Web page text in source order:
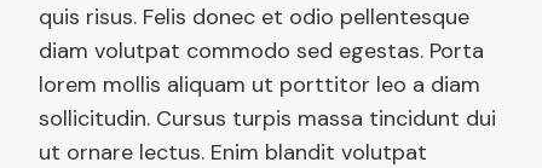
quis risus. Felis donec et odio pellentesque
diam volutpat commodo sed egestas. Porta
lorem mollis aliquam ut porttitor leo a diam
sollicitudin. Cursus turpis massa tincidunt dui
ut ornare lectus. Enim blandit volutpat